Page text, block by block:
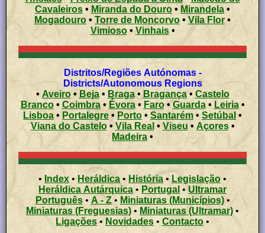
Cavaleiros • Miranda do Douro • Mirandela •
Mogadouro • Torre de Moncorvo •Vila Flor •
Vimioso•Vinhais•
Distritos/Regiões Autónomas -
Districts/Autonomous Regions
• Aveiro• Beja• Braga• Bragança• Castelo
Branco• Coimbra• Évora• Faro•Guarda• Leiria•
Lisboa • Portalegre • Porto • Santarém • Setúbal •
Viana do Castelo• Vila Real • Viseu• Açores •
Madeira •
• Index• Heráldica • História • Legislação •
Heráldica Autárquica• Portugal •Ultramar
Português• A - Z• Miniaturas (Municípios)•
Miniaturas (Freguesias) • Miniaturas (Ultramar)•
Ligações • Novidades • Contacto •